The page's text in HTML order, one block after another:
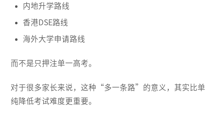
内地升学路线
香港DSE路线
海外大学申请路线
而不是只押注单一高考。
对于很多家长来说，这种“多一条路”的意义，其实比单
纯降低考试难度更重要。